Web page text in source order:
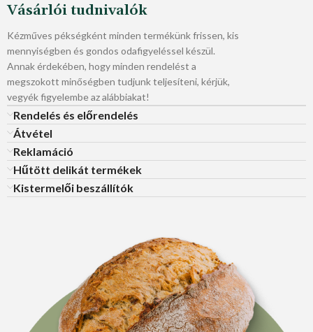
Vásárlói tudnivalók
Kézműves pékségként minden termékünk frissen, kis
mennyiségben és gondos odafigyeléssel készül.
Annak érdekében, hogy minden rendelést a
megszokott minőségben tudjunk teljesíteni, kérjük,
vegyék figyelembe az alábbiakat!
Rendelés és előrendelés
Átvétel
Reklamáció
Hűtött delikát termékek
Kistermelői beszállítók